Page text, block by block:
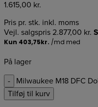
1.615,00 kr.
Pris pr. stk. inkl. moms
Vejl. salgspris 2.877,00 kr.
På lager
-
Milwaukee M18 DFC
Tilføj til kurv